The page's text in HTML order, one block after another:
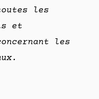
les
et
les